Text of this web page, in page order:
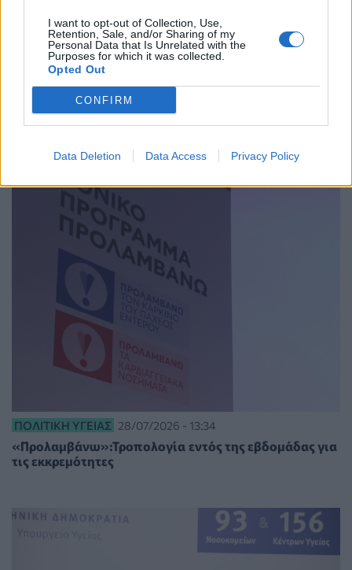
I want to opt-out of Collection, Use,
Retention, Sale, and/or Sharing of my
Personal Data that Is Unrelated with the
Purposes for which it was collected.
Opted Out
CONFIRM
Data Deletion Data Access Privacy Policy
ΠΟΛΙΤΙΚΉ ΥΓΕΊΑΣ 29/07/2026 - 03:42
Το ΚΚΕ καταγγέλλει την παρέμβαση Γεωργιάδη στην
εσωτερική λειτουργία του ΠΙΣ
ΠΟΛΙΤΙΚΉ ΥΓΕΊΑΣ 28/07/2026 - 13:34
«Προλαμβάνω»:Τροπολογία εντός της εβδομάδας για
τις εκκρεμότητες